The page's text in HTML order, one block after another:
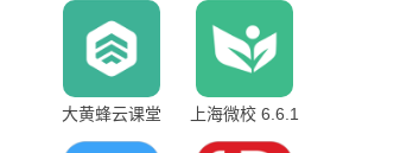
大黄蜂云课堂
4.4.5.7 最新版
上海微校 6.6.1
手机版